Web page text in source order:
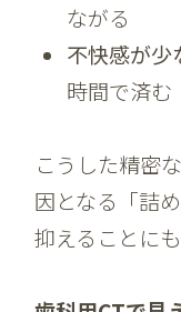
ながる
不快感が少
時間で済む
こうした精密
因となる「詰
抑えることに